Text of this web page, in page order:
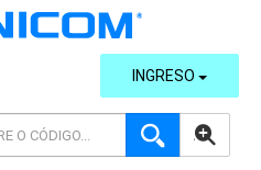
AVANZADA
INGRESO